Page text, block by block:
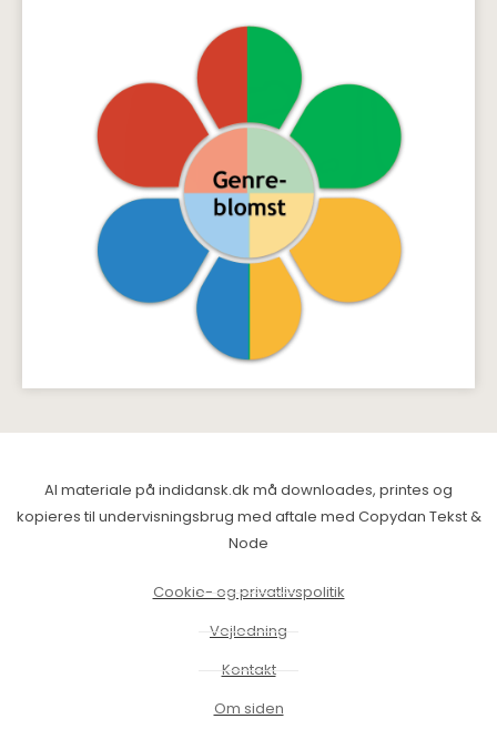
Al materiale på indidansk.dk må downloades, printes og
kopieres til undervisningsbrug med aftale med Copydan Tekst &
Node
Cookie- og privatlivspolitik
Vejledning
Kontakt
Om siden